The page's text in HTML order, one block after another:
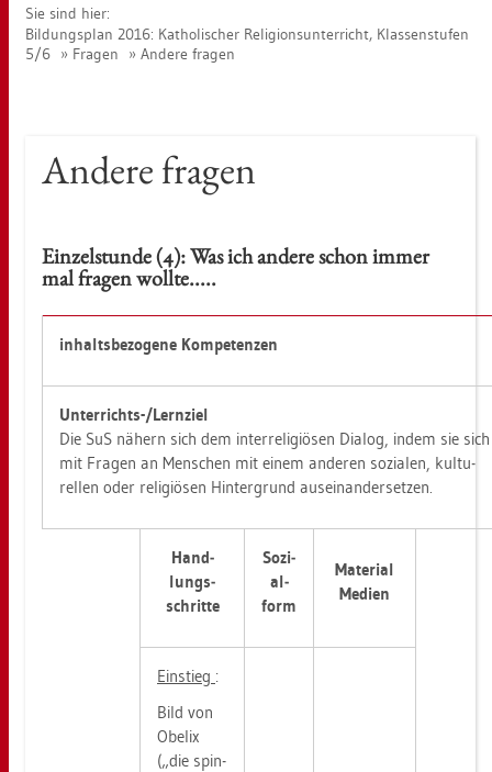
Sie sind hier:
Bil­dungs­plan 2016: Ka­tho­li­scher Re­li­gi­ons­un­ter­richt, Klas­sen­stu­fen
5/6
Fra­gen An­de­re fra­gen
An­de­re fra­gen
Ein­zel­stun­de (4): Was ich an­de­re schon immer
mal fra­gen woll­te.....
in­halts­be­zo­ge­ne Kom­pe­ten­zen
Un­ter­richts-/Lern­ziel
Die SuS nä­hern sich dem in­ter­re­li­giö­sen Dia­log, indem sie sich
mit Fra­gen an Men­schen mit einem an­de­ren so­zia­len, kul­tu­
rel­len oder re­li­giö­sen Hin­ter­grund aus­ein­an­der­set­zen.
Hand­
lungs­
schrit­te
So­zi­
al­
form
Ma­te­ri­al
Me­di­en
Ein­stieg :
Bild von
Obe­lix
(„die spin­